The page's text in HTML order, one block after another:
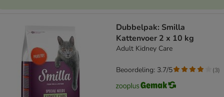
Dubbelpak: Smilla
Kattenvoer 2 x 10 kg
Adult Kidney Care
Beoordeling: 3.7/5 (3)